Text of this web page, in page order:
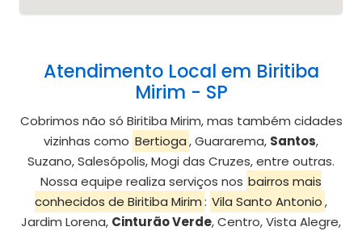
Atendimento Local em Biritiba
Mirim - SP
Cobrimos não só Biritiba Mirim, mas também cidades
vizinhas como Bertioga, Guararema, Santos,
Suzano, Salesópolis, Mogi das Cruzes, entre outras.
Nossa equipe realiza serviços nos bairros mais
conhecidos de Biritiba Mirim: Vila Santo Antonio ,
Jardim Lorena, Cinturão Verde, Centro, Vista Alegre,